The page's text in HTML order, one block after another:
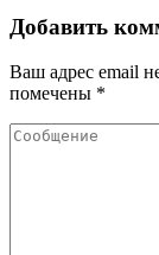
Добавить
Ваш адрес email
помечены *